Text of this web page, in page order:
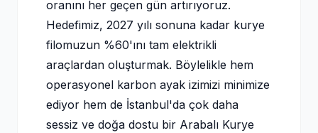
oranını her geçen gün artırıyoruz.
Hedefimiz, 2027 yılı sonuna kadar kurye
filomuzun %60'ını tam elektrikli
araçlardan oluşturmak. Böylelikle hem
operasyonel karbon ayak izimizi minimize
ediyor hem de İstanbul'da çok daha
sessiz ve doğa dostu bir Arabalı Kurye